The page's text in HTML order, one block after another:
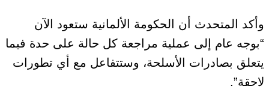
وأكد المتحدث أن الحكومة الألمانية ستعود الآن
“بوجه عام إلى عملية مراجعة كل حالة على حدة فيما
يتعلق بصادرات الأسلحة، وستتفاعل مع أي تطورات
لاحقة”.